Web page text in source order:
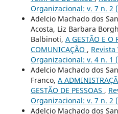
Organizacional: v. 7 n. 2
Adelcio Machado dos
Acosta, Liz Barbara
Balbinoti, A GESTÃO E O
COMUNICAÇÃO , Revista
Organizacional: v. 4 n. 1
Adelcio Machado dos
Franco, A
GESTÃO DE PESSOAS ,
Organizacional: v. 7 n. 2
Adelcio Machado dos